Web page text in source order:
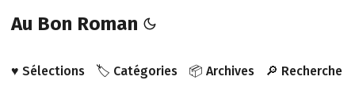
Au Bon Roman
♥️ Sélections 🏷️ Catégories 📦 Archives 🔎 Recherche